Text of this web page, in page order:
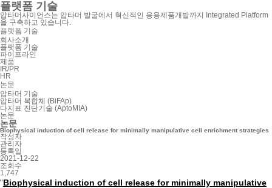
플랫폼 기술
압타머사이언스는 압타머 발굴에서 혁신적인 응용제품개발까지 Integrated Platform
을 구축하고 있습니다.
플랫폼 기술
회사소개
플랫폼 기술
파이프라인
제품
IR/PR
HR
논문
압타머 기술
압타머 복합체 (BiFAp)
다지표 진단기술 (AptoMIA)
논문
논문
Biophysical induction of cell release for minimally manipulative cell enrichment strategies
작성자
관리자
등록일
2021-12-22
조회수
1,747
"Biophysical induction of cell release for minimally manipulative